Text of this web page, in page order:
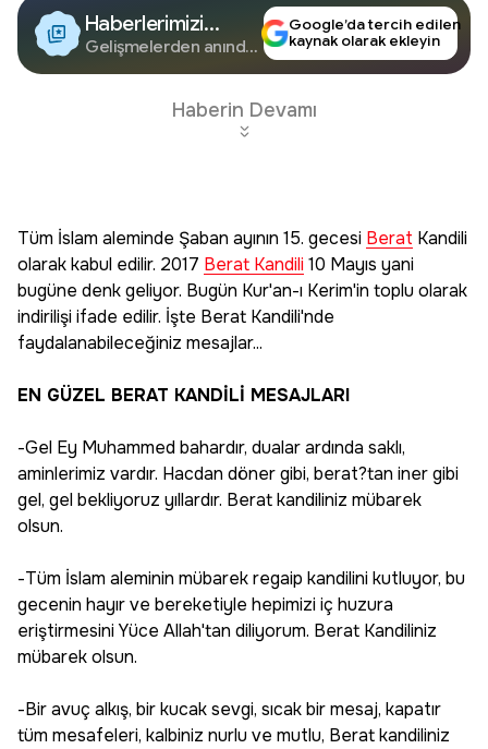
Haberlerimizi
Google'da Takip
Edin
Gelişmelerden anında
Google’da tercih edilen
kaynak olarak ekleyin
Haberin Devamı
Tüm İslam aleminde Şaban ayının 15. gecesi Berat Kandili
olarak kabul edilir. 2017 Berat Kandili10 Mayıs yani
bugüne denk geliyor. Bugün Kur'an-ı Kerim'in toplu olarak
indirilişi ifade edilir. İşte Berat Kandili'nde
faydalanabileceğiniz mesajlar...
EN GÜZEL BERAT KANDİLİ MESAJLARI
-Gel Ey Muhammed bahardır, dualar ardında saklı,
aminlerimiz vardır. Hacdan döner gibi, berat?tan iner gibi
gel, gel bekliyoruz yıllardır. Berat kandiliniz mübarek
olsun.
-Tüm İslam aleminin mübarek regaip kandilini kutluyor, bu
gecenin hayır ve bereketiyle hepimizi iç huzura
eriştirmesini Yüce Allah'tan diliyorum. Berat Kandiliniz
mübarek olsun.
-Bir avuç alkış, bir kucak sevgi, sıcak bir mesaj, kapatır
tüm mesafeleri, kalbiniz nurlu ve mutlu, Berat kandiliniz